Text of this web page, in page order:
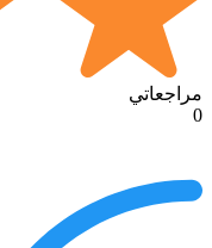
مراجعاتي
0